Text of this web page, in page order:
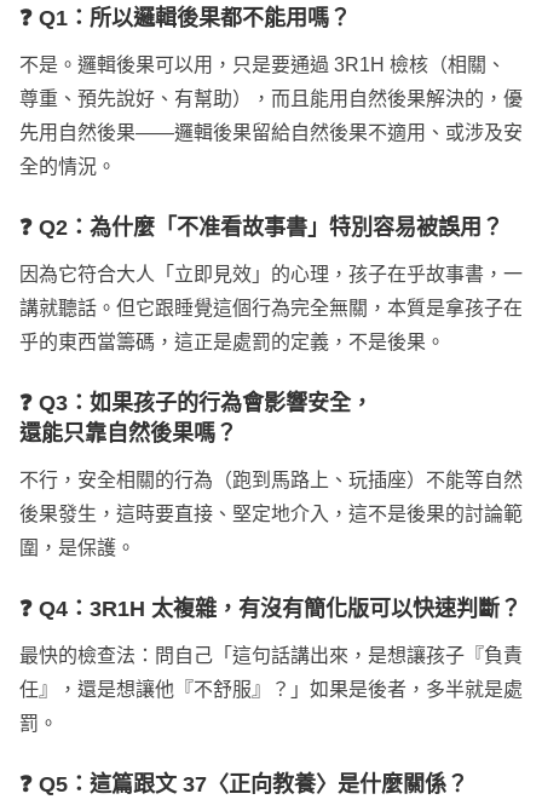
❓ Q1：所以邏輯後果都不能用嗎？
不是。邏輯後果可以用，只是要通過 3R1H 檢核（相關、
尊重、預先說好、有幫助），而且能用自然後果解決的，優
先用自然後果——邏輯後果留給自然後果不適用、或涉及安
全的情況。
❓ Q2：為什麼「不准看故事書」特別容易被誤用？
因為它符合大人「立即見效」的心理，孩子在乎故事書，一
講就聽話。但它跟睡覺這個行為完全無關，本質是拿孩子在
乎的東西當籌碼，這正是處罰的定義，不是後果。
❓ Q3：如果孩子的行為會影響安全，
還能只靠自然後果嗎？
不行，安全相關的行為（跑到馬路上、玩插座）不能等自然
後果發生，這時要直接、堅定地介入，這不是後果的討論範
圍，是保護。
❓ Q4：3R1H 太複雜，有沒有簡化版可以快速判斷？
最快的檢查法：問自己「這句話講出來，是想讓孩子『負責
任』，還是想讓他『不舒服』？」如果是後者，多半就是處
罰。
❓ Q5：這篇跟文 37〈正向教養〉是什麼關係？